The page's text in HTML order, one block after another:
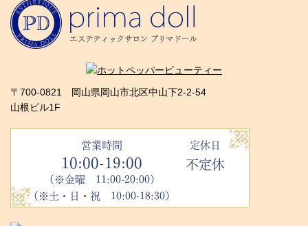
〒700-0821 岡山県岡山市北区中山下2-2-54
山根ビル1F
営業時間
10:00-19:00
（※金曜 11:00-20:00）
（※土・日・祝 10:00-18:30）
定休日
不定休